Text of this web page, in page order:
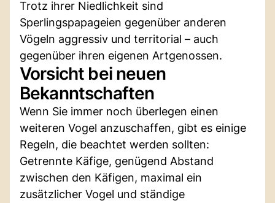
Trotz ihrer Niedlichkeit sind
Sperlingspapageien gegenüber anderen
Vögeln aggressiv und territorial – auch
gegenüber ihren eigenen Artgenossen.
Vorsicht bei neuen
Bekanntschaften
Wenn Sie immer noch überlegen einen
weiteren Vogel anzuschaffen, gibt es einige
Regeln, die beachtet werden sollten:
Getrennte Käfige, genügend Abstand
zwischen den Käfigen, maximal ein
zusätzlicher Vogel und ständige